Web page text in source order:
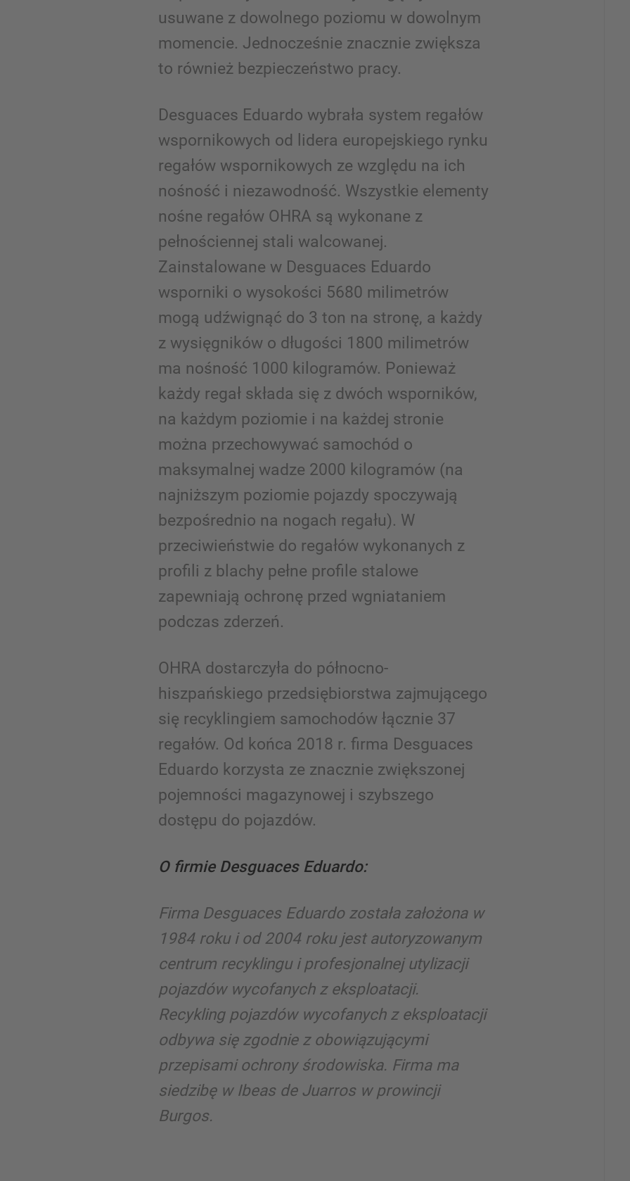
usuwane z dowolnego poziomu w dowolnym
momencie. Jednocześnie znacznie zwiększa
to również bezpieczeństwo pracy.
Desguaces Eduardo wybrała system regałów
wspornikowych od lidera europejskiego rynku
regałów wspornikowych ze względu na ich
nośność i niezawodność. Wszystkie elementy
nośne regałów OHRA są wykonane z
pełnościennej stali walcowanej.
Zainstalowane w Desguaces Eduardo
wsporniki o wysokości 5680 milimetrów
mogą udźwignąć do 3 ton na stronę, a każdy
z wysięgników o długości 1800 milimetrów
ma nośność 1000 kilogramów. Ponieważ
każdy regał składa się z dwóch wsporników,
na każdym poziomie i na każdej stronie
można przechowywać samochód o
maksymalnej wadze 2000 kilogramów (na
najniższym poziomie pojazdy spoczywają
bezpośrednio na nogach regału). W
przeciwieństwie do regałów wykonanych z
profili z blachy pełne profile stalowe
zapewniają ochronę przed wgniataniem
podczas zderzeń.
OHRA dostarczyła do północno-
hiszpańskiego przedsiębiorstwa zajmującego
się recyklingiem samochodów łącznie 37
regałów. Od końca 2018 r. firma Desguaces
Eduardo korzysta ze znacznie zwiększonej
pojemności magazynowej i szybszego
dostępu do pojazdów.
O firmie Desguaces Eduardo:
Firma Desguaces Eduardo została założona w
1984 roku i od 2004 roku jest autoryzowanym
centrum recyklingu i profesjonalnej utylizacji
pojazdów wycofanych z eksploatacji.
Recykling pojazdów wycofanych z eksploatacji
odbywa się zgodnie z obowiązującymi
przepisami ochrony środowiska. Firma ma
siedzibę w Ibeas de Juarros w prowincji
Burgos.